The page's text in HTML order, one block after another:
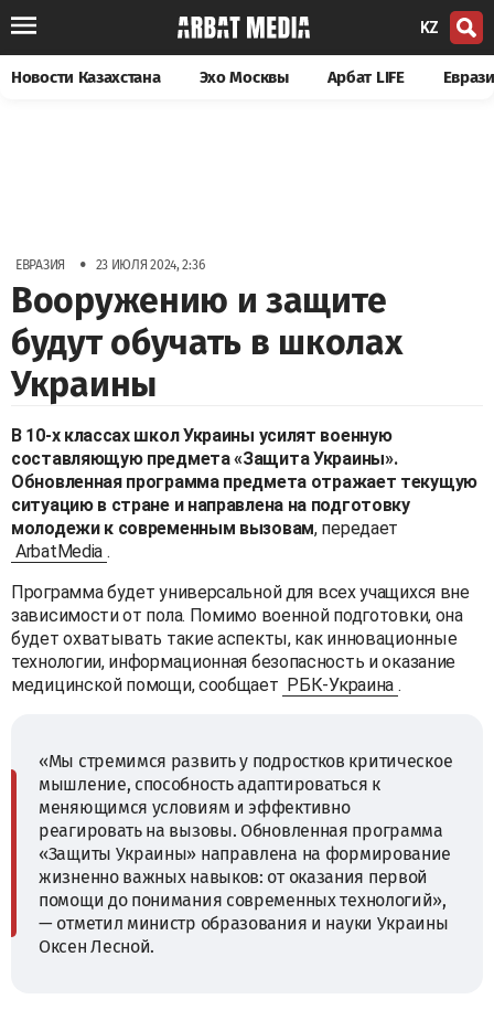
KZ
Новости Казахстана Эхо Москвы Арбат LIFE
ЕВРАЗИЯ • 23 ИЮЛЯ 2024, 2:36
Вооружению и защите
будут обучать в школах
Украины
В 10-х классах школ Украины усилят военную
составляющую предмета «Защита Украины».
Обновленная программа предмета отражает текущую
ситуацию в стране и направлена на подготовку
молодежи к современным вызовам, передает
ArbatMedia .
Программа будет универсальной для всех учащихся вне
зависимости от пола. Помимо военной подготовки, она
будет охватывать такие аспекты, как инновационные
технологии, информационная безопасность и оказание
медицинской помощи, сообщает РБК-Украина .
«Мы стремимся развить у подростков критическое
мышление, способность адаптироваться к
меняющимся условиям и эффективно
реагировать на вызовы. Обновленная программа
«Защиты Украины» направлена на формирование
жизненно важных навыков: от оказания первой
помощи до понимания современных технологий»,
— отметил министр образования и науки Украины
Оксен Лесной.